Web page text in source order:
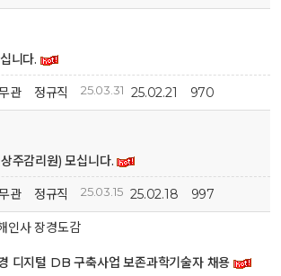
니다.
관 정규직 25.03.31 25.02.21 970
주감리원) 모십니다.
관 정규직 25.03.15 25.02.18 997
인사 장경도감
디지털 DB 구축사업 보존과학기술자 채용